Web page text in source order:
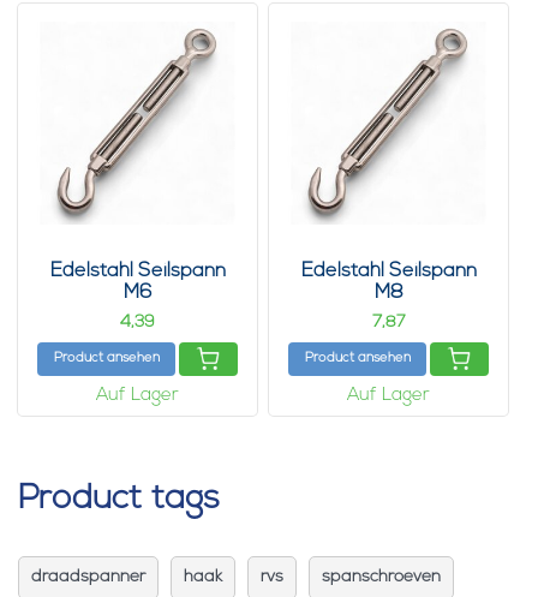
Edelstahl Seilspann
M6
4,39
Product ansehen
Auf Lager
Edelstahl Seilspann
M8
7,87
Product ansehen
Auf Lager
Product tags
draadspanner haak rvs spanschroeven